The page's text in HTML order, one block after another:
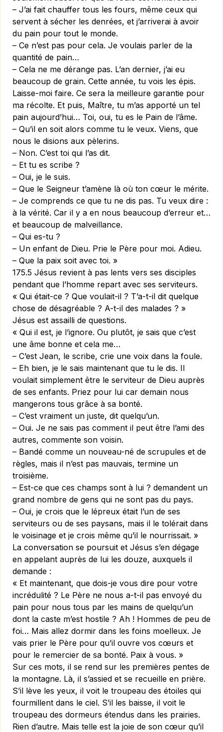
– J’ai fait chauffer tous les fours, même ceux qui
servent à sécher les denrées, et j’arriverai à avoir
du pain pour tout le monde.
– Ce n’est pas pour cela. Je voulais parler de la
quantité de pain…
– Cela ne me dérange pas. L’an dernier, j’ai eu
beaucoup de grain. Cette année, tu vois les épis.
Laisse-moi faire. Ce sera la meilleure garantie pour
ma récolte. Et puis, Maître, tu m’as apporté un tel
pain aujourd’hui… Toi, oui, tu es le Pain de l’âme.
– Qu’il en soit alors comme tu le veux. Viens, que
nous le disions aux pèlerins.
– Non. C’est toi qui l’as dit.
– Et tu es scribe ?
– Oui, je le suis.
– Que le Seigneur t’amène là où ton cœur le mérite.
– Je comprends ce que tu ne dis pas. Tu veux dire :
à la vérité. Car il y a en nous beaucoup d’erreur et…
et beaucoup de malveillance.
– Qui es-tu ?
– Un enfant de Dieu. Prie le Père pour moi. Adieu.
– Que la paix soit avec toi. »
175.5 Jésus revient à pas lents vers ses disciples
pendant que l’homme repart avec ses serviteurs.
« Qui était-ce ? Que voulait-il ? T’a-t-il dit quelque
chose de désagréable ? A-t-il des malades ? »
Jésus est assailli de questions.
« Qui il est, je l’ignore. Ou plutôt, je sais que c’est
une âme bonne et cela me…
– C’est Jean, le scribe, crie une voix dans la foule.
– Eh bien, je le sais maintenant que tu le dis. Il
voulait simplement être le serviteur de Dieu auprès
de ses enfants. Priez pour lui car demain nous
mangerons tous grâce à sa bonté.
– C’est vraiment un juste, dit quelqu’un.
– Oui. Je ne sais pas comment il peut être l’ami des
autres, commente son voisin.
– Bandé comme un nouveau-né de scrupules et de
règles, mais il n’est pas mauvais, termine un
troisième.
– Est-ce que ces champs sont à lui ? demandent un
grand nombre de gens qui ne sont pas du pays.
– Oui, je crois que le lépreux était l’un de ses
serviteurs ou de ses paysans, mais il le tolérait dans
le voisinage et je crois même qu’il le nourrissait. »
La conversation se poursuit et Jésus s’en dégage
en appelant auprès de lui les douze, auxquels il
demande :
« Et maintenant, que dois-je vous dire pour votre
incrédulité ? Le Père ne nous a-t-il pas envoyé du
pain pour nous tous par les mains de quelqu’un
dont la caste m’est hostile ? Ah ! Hommes de peu de
foi… Mais allez dormir dans les foins moelleux. Je
vais prier le Père pour qu’il ouvre vos cœurs et
pour le remercier de sa bonté. Paix à vous. »
Sur ces mots, il se rend sur les premières pentes de
la montagne. Là, il s’assied et se recueille en prière.
S’il lève les yeux, il voit le troupeau des étoiles qui
fourmillent dans le ciel. S’il les baisse, il voit le
troupeau des dormeurs étendus dans les prairies.
Rien d’autre. Mais telle est la joie de son cœur qu’il